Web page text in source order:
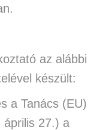
az alábbi
készült:
a Tanács (EU)
április 27.) a